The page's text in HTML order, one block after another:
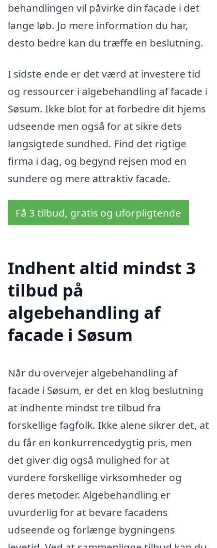
behandlingen vil påvirke din facade i det
lange løb. Jo mere information du har,
desto bedre kan du træffe en beslutning.
I sidste ende er det værd at investere tid
og ressourcer i algebehandling af facade i
Søsum. Ikke blot for at forbedre dit hjems
udseende men også for at sikre dets
langsigtede sundhed. Find det rigtige
firma i dag, og begynd rejsen mod en
sundere og mere attraktiv facade.
Få 3 tilbud, gratis og uforpligtende
Indhent altid mindst 3
tilbud på
algebehandling af
facade i Søsum
Når du overvejer algebehandling af
facade i Søsum, er det en klog beslutning
at indhente mindst tre tilbud fra
forskellige fagfolk. Ikke alene sikrer det, at
du får en konkurrencedygtig pris, men
det giver dig også mulighed for at
vurdere forskellige virksomheder og
deres metoder. Algebehandling er
uvurderlig for at bevare facadens
udseende og forlænge bygningens